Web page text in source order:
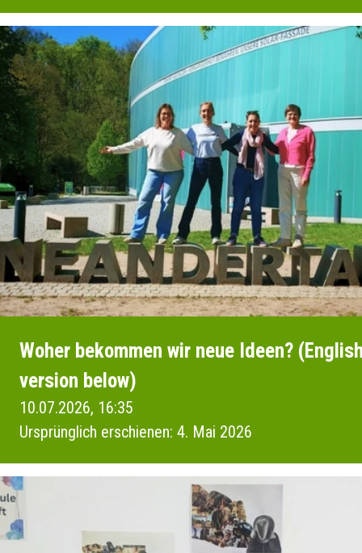
Woher bekommen wir neue Ideen?
version below)
10.07.2026, 16:35
Ursprünglich erschienen: 4. Mai 2026